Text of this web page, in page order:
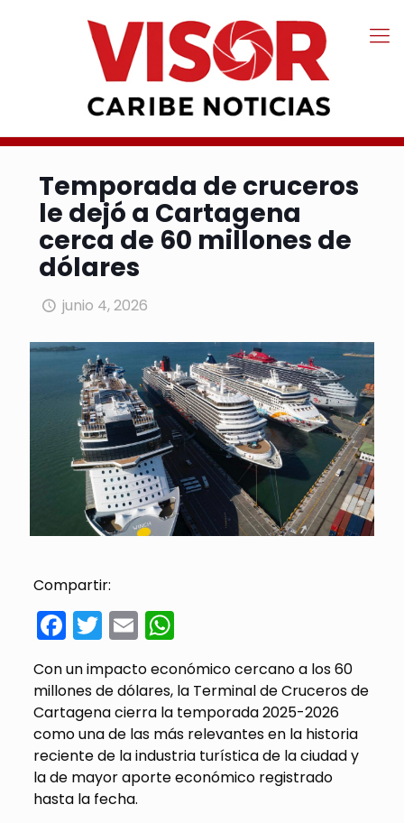
Temporada de cruceros
le dejó a Cartagena
cerca de 60 millones de
dólares
junio 4, 2026
Compartir:
Facebook
Twitter
EmailWhatsApp
Con un impacto económicocercano a los 60
millones de dólares, la Terminal de Cruceros de
Cartagena cierra la temporada 2025-2026
como una de las más relevantes en la historia
reciente de la industria turística de la ciudad y
la de mayor aporte económico registrado
hasta la fecha.